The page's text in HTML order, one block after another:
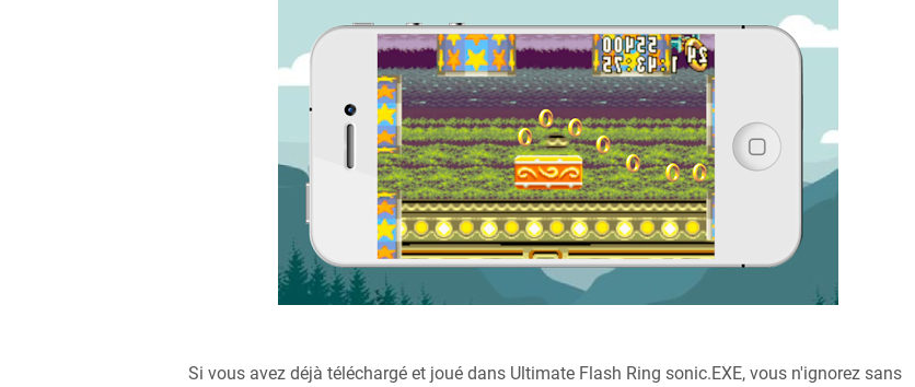
Si vous avez déjà téléchargé et joué dans Ultimate Flash Ring sonic.EXE, vous n'ignorez sans